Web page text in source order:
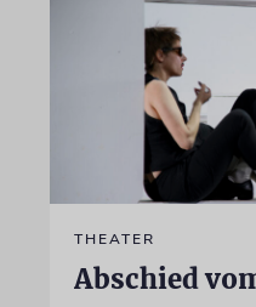
THEATER
Abschied